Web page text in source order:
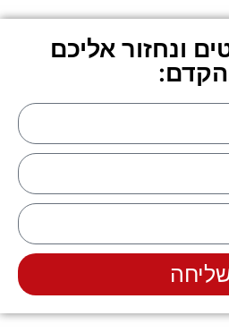
ונחזור אליכם